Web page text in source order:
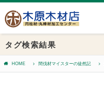
タグ検索結果
HOME 間伐材マイスターの徒然記